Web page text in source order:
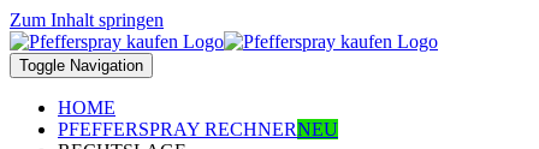
Zum Inhalt springen
Toggle Navigation
HOME
PFEFFERSPRAY RECHNERNEU